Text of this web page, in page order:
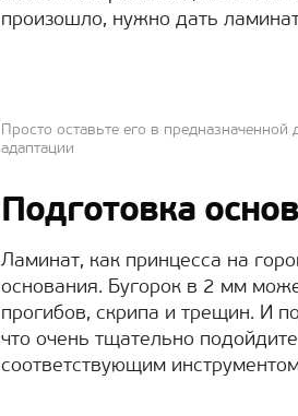
произошло, нужно дать
Просто оставьте его в предназначенной
адаптации
Подготовка
Ламинат, как принцесса на
основания. Бугорок в 2 мм
прогибов, скрипа и трещин. И
что очень тщательно
соответствующим